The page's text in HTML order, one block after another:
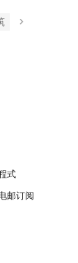
式
邮订阅